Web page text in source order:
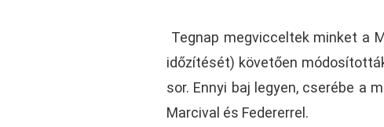
Tegnap megvicceltek minket a
időzítését) követően
sor. Ennyi baj legyen, cserébe a
Marcival és Federerrel.